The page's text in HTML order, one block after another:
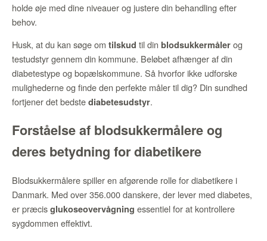
holde øje med dine niveauer og justere din behandling efter
behov.
Husk, at du kan søge om tilskud til din blodsukkermåler og
testudstyr gennem din kommune. Beløbet afhænger af din
diabetestype og bopælskommune. Så hvorfor ikke udforske
mulighederne og finde den perfekte måler til dig? Din sundhed
fortjener det bedste diabetesudstyr.
Forståelse af blodsukkermålere og
deres betydning for diabetikere
Blodsukkermålere spiller en afgørende rolle for diabetikere i
Danmark. Med over 356.000 danskere, der lever med diabetes,
er præcis glukoseovervågning essentiel for at kontrollere
sygdommen effektivt.